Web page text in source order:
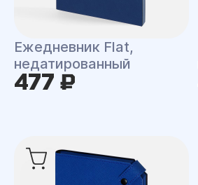
Ежедневник Flat,
недатированный
477 ₽